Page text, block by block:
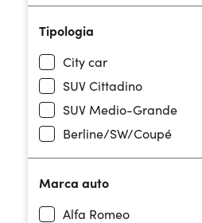
Tipologia
City car
SUV Cittadino
SUV Medio-Grande
Berline/SW/Coupé
Marca auto
Alfa Romeo